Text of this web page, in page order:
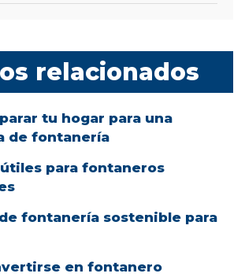
relacionados
tu hogar para una
de fontanería
para fontaneros
fontanería sostenible para
en fontanero